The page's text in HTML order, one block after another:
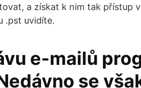
a získat k nim tak přístup
.pst uvidíte.
e-mailů
se